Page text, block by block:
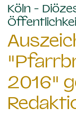
Köln -
2016"